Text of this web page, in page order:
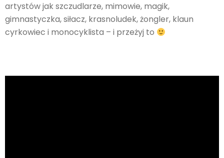
artystów jak szczudlarze, mimowie, magik,
gimnastyczka, siłacz, krasnoludek, żongler, klaun
cyrkowiec i monocyklista – i przeżyj to